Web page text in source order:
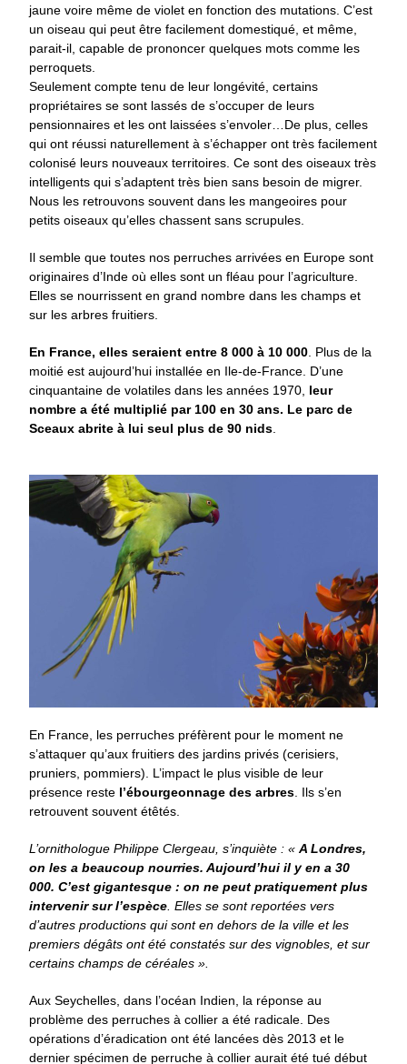
jaune voire même de violet en fonction des mutations. C’est
un oiseau qui peut être facilement domestiqué, et même,
parait-il, capable de prononcer quelques mots comme les
perroquets.
Seulement compte tenu de leur longévité, certains
propriétaires se sont lassés de s’occuper de leurs
pensionnaires et les ont laissées s’envoler…De plus, celles
qui ont réussi naturellement à s’échapper ont très facilement
colonisé leurs nouveaux territoires. Ce sont des oiseaux très
intelligents qui s’adaptent très bien sans besoin de migrer.
Nous les retrouvons souvent dans les mangeoires pour
petits oiseaux qu’elles chassent sans scrupules.
Il semble que toutes nos perruches arrivées en Europe sont
originaires d’Inde où elles sont un fléau pour l’agriculture.
Elles se nourrissent en grand nombre dans les champs et
sur les arbres fruitiers.
En France, elles seraient entre 8 000 à 10 000. Plus de la
moitié est aujourd’hui installée en Ile-de-France. D’une
cinquantaine de volatiles dans les années 1970, leur
nombre a été multiplié par 100 en 30 ans. Le parc de
Sceaux abrite à lui seul plus de 90 nids.
En France, les perruches préfèrent pour le moment ne
s’attaquer qu’aux fruitiers des jardins privés (cerisiers,
pruniers, pommiers). L’impact le plus visible de leur
présence reste l’ébourgeonnage des arbres . Ils s’en
retrouvent souvent étêtés.
L’ornithologue Philippe Clergeau, s’inquiète : «A Londres,
on les a beaucoup nourries. Aujourd’hui il y en a 30
000. C’est gigantesque : on ne peut pratiquement plus
intervenir sur l’espèce . Elles se sont reportées vers
d’autres productions qui sont en dehors de la ville et les
premiers dégâts ont été constatés sur des vignobles, et sur
certains champs de céréales ».
Aux Seychelles, dans l’océan Indien, la réponse au
problème des perruches à collier a été radicale. Des
opérations d’éradication ont été lancées dès 2013 et le
dernier spécimen de perruche à collier aurait été tué début